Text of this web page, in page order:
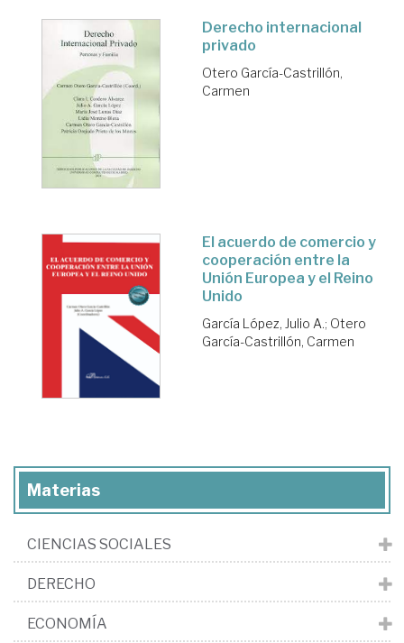
Derecho internacional
privado
Otero García-Castrillón,
Carmen
El acuerdo de comercio y
cooperación entre la
Unión Europea y el Reino
Unido
García López, Julio A.; Otero
García-Castrillón, Carmen
Materias
CIENCIAS SOCIALES
DERECHO
ECONOMÍA